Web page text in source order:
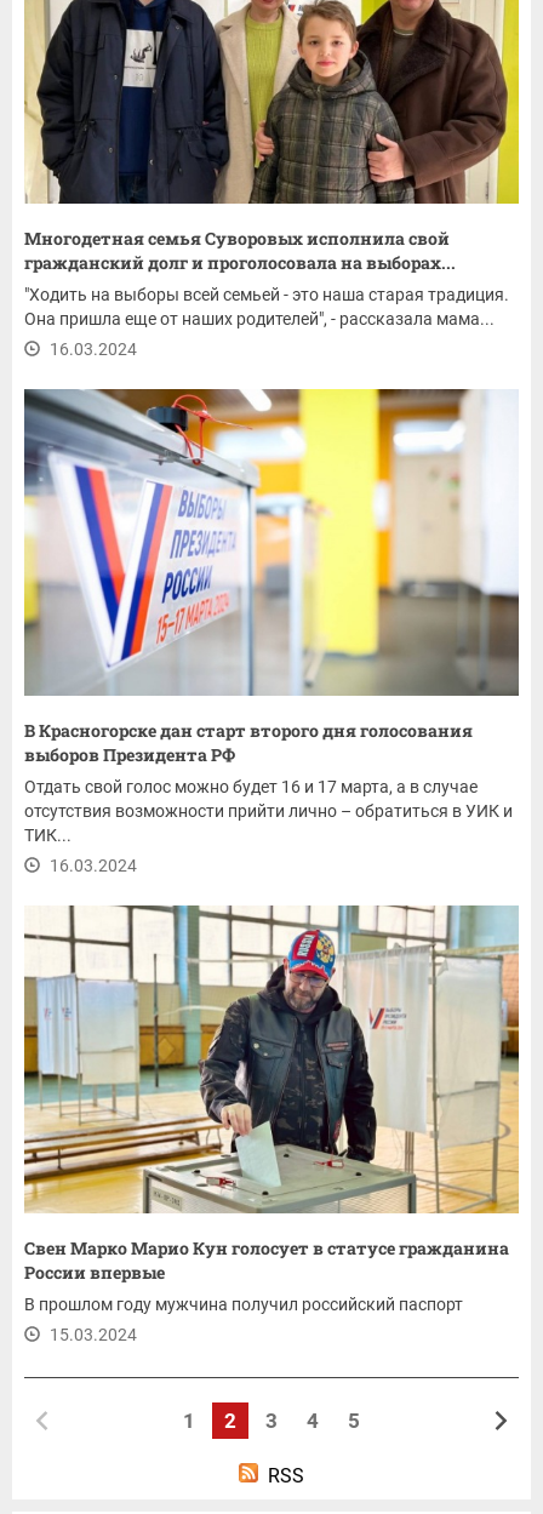
Многодетная семья Суворовых исполнила свой
гражданский долг и проголосовала на выборах...
"Ходить на выборы всей семьей - это наша старая традиция.
Она пришла еще от наших родителей", - рассказала мама...
16.03.2024
В Красногорске дан старт второго дня голосования
выборов Президента РФ
Отдать свой голос можно будет 16 и 17 марта, а в случае
отсутствия возможности прийти лично – обратиться в УИК и
ТИК...
16.03.2024
Свен Марко Марио Кун голосует в статусе гражданина
России впервые
В прошлом году мужчина получил российский паспорт
15.03.2024
1 2 3 4 5
RSS